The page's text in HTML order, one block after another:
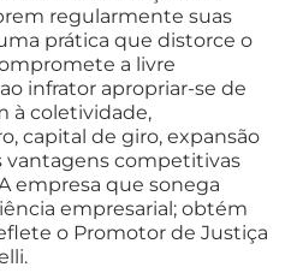
regularmente suas
prática que distorce o
a livre
infrator apropriar-se de
à coletividade,
capital de giro, expansão
vantagens competitivas
empresa que sonega
empresarial; obtém
o Promotor de Justiça